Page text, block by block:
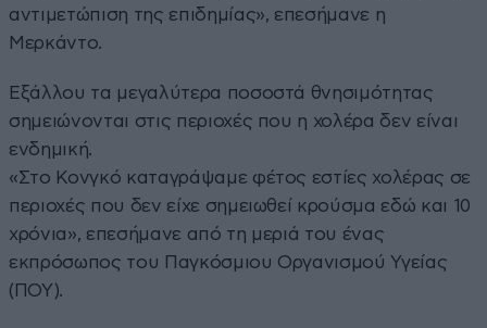
αντιμετώπιση της επιδημίας», επεσήμανε η
Μερκάντο.
Εξάλλου τα μεγαλύτερα ποσοστά θνησιμότητας
σημειώνονται στις περιοχές που η χολέρα δεν είναι
ενδημική.
«Στο Κονγκό καταγράψαμε φέτος εστίες χολέρας σε
περιοχές που δεν είχε σημειωθεί κρούσμα εδώ και 10
χρόνια», επεσήμανε από τη μεριά του ένας
εκπρόσωπος του Παγκόσμιου Οργανισμού Υγείας
(ΠΟΥ).